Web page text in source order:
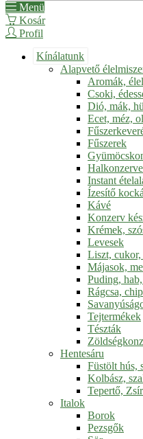
Menü
Kosár
Profil
Kínálatunk
Alapvető
Aromák,
Csoki,
Dió, mák,
Ecet, méz,
Fűszerek
Instant
Ízesítő
Kávé
Konzerv
Krémek,
Levesek
Liszt, cukor,
Májasok,
Puding,
Rágcsa,
Tejtermékek
Tészták
Hentesáru
Füstölt hús,
Kolbász,
Tepertő,
Italok
Borok
Pezsgők